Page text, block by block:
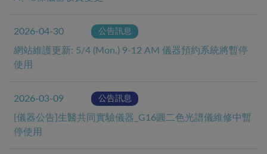
2026-04-30 公告訊息
網站維護更新: 5/4 (Mon.) 9-12 AM 儀器預約系統將暫停
使用
2026-03-09 公告訊息
[儀器公告]生醫共同實驗儀器_G16圓二色光譜儀維修中暫
停使用